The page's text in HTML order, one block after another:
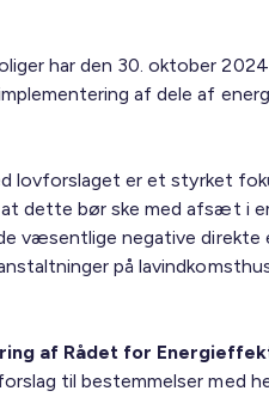
har den 30. oktober
af dele af
lovforslaget er et styrket
at dette bør ske med afsæt i
væsentlige negative direkte
på
af Rådet for
til bestemmelser med